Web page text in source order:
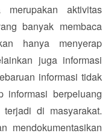
aktivitas
banyak membaca
hanya menyerap
juga informasi
informasi tidak
informasi berpeluang
di masyarakat.
mendokumentasikan